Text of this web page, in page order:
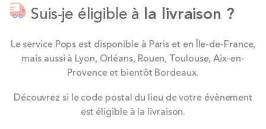
Suis-je éligible à la livraison ?
Le service Pops est disponible à Paris et en Île-de-France,
mais aussi à Lyon, Orléans, Rouen, Toulouse, Aix-en-
Provence et bientôt Bordeaux.
Découvrez si le code postal du lieu de votre évènement
est éligible à la livraison.